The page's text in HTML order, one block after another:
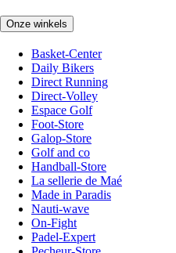
Onze winkels
Basket-Center
Daily Bikers
Direct Running
Direct-Volley
Espace Golf
Foot-Store
Galop-Store
Golf and co
Handball-Store
La sellerie de Maé
Made in Paradis
Nauti-wave
On-Fight
Padel-Expert